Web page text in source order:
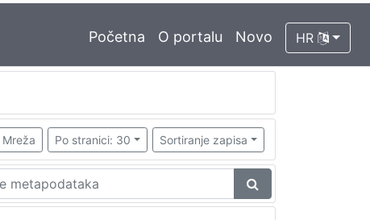
Početna O portalu Novo HR
Mreža Po stranici: 30 Sortiranje zapisa